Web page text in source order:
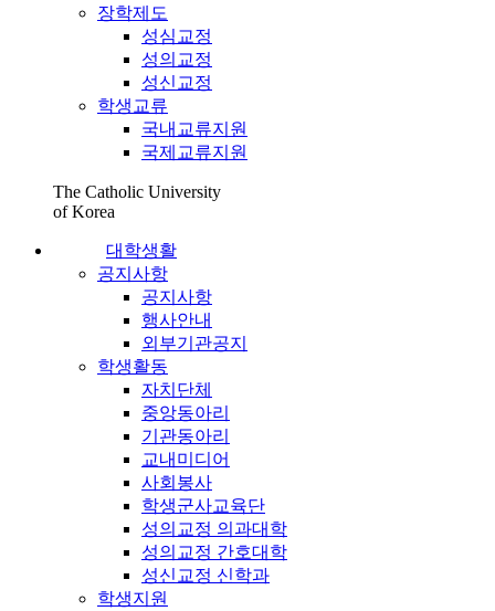
장학제도
성심교정
성의교정
성신교정
학생교류
국내교류지원
국제교류지원
The Catholic University
of Korea
대학생활
공지사항
공지사항
행사안내
외부기관공지
학생활동
자치단체
중앙동아리
기관동아리
교내미디어
사회봉사
학생군사교육단
성의교정 의과대학
성의교정 간호대학
성신교정 신학과
학생지원